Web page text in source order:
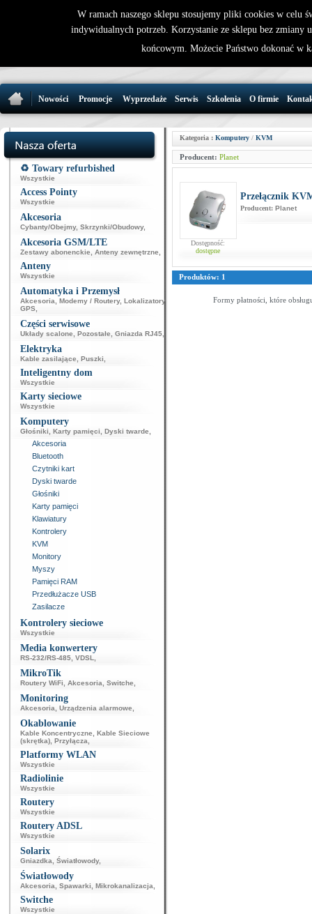
32 721 86
Nowości Promocje Wyprzedaże Serwis Szkolenia O firmie
♻️ Towary refurbished
Wszystkie
Access Pointy
Wszystkie
Akcesoria
Cybanty/Obejmy, Skrzynki/Obudowy,
Akcesoria GSM/LTE
Zestawy abonenckie Anteny zewnętrzne
Anteny
Wszystkie
Automatyka i Przemysł
Akcesoria Modemy / Routery, Lokalizatory
GPS
Części serwisowe
Układy scalone Pozostałe Gniazda RJ45
Elektryka
Kable zasilające Puszki
Inteligentny dom
Wszystkie
Karty sieciowe
Wszystkie
Komputery
Głośniki Karty pamięci Dyski twarde
Akcesoria
Bluetooth
Czytniki kart
Dyski twarde
Głośniki
Karty pamięci
Klawiatury
Kontrolery
KVM
Monitory
Myszy
Pamięci RAM
Przedłużacze USB
Zasilacze
Kontrolery sieciowe
Wszystkie
Media konwertery
RS-232/RS-485 VDSL
MikroTik
Routery WiFi Akcesoria Switche
Monitoring
Akcesoria Urządzenia alarmowe
Okablowanie
Kable Koncentryczne
Kable Sieciowe
(skrętka) Przyłącza
Platformy WLAN
Wszystkie
Radiolinie
Wszystkie
Routery
Wszystkie
Routery ADSL
Wszystkie
Solarix
Gniazdka Światłowody,
Światłowody
Akcesoria Spawarki Mikrokanalizacja
Switche
Wszystkie
Kategoria : Komputery/ KVM
Producent: Planet
Dostępność:
dostępne
Przełącznik
Producent: Planet
Produktów: 1
Formy płatności, które
W ramach naszego sklepu stosujemy pliki cookies w celu
indywidualnych potrzeb. Korzystanie ze sklepu bez zmiany
końcowym. Możecie Państwo dokonać w